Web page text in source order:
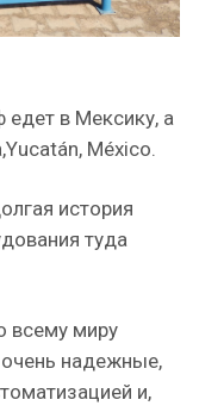
в Мексику, а
México.
история
туда
всему миру
надежные,
и,